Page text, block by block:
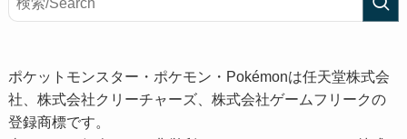
ポケットモンスター・ポケモン・Pokémonは任天堂株式会
社、株式会社クリーチャーズ、株式会社ゲームフリークの
登録商標です。